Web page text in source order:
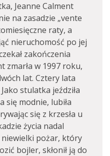
Jeanne Calment
na zasadzie „vente
raty, a
nieruchomość po jej
zakończenia
zmarła w 1997 roku,
lat. Cztery lata
stulatka jeździła
się modnie, lubiła
się z krzesła u
życia nadal
niewielki pożar, który
bojler, skłonił ją do